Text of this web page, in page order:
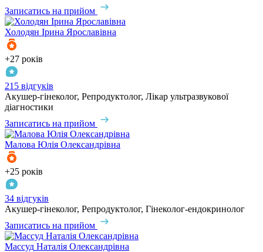
Записатись на прийом
Холодян Ірина Ярославівна
+27 років
215 відгуків
Акушер-гінеколог, Репродуктолог, Лікар ультразвукової
діагностики
Записатись на прийом
Малова Юлія Олександрівна
+25 років
34 відгуків
Акушер-гінеколог, Репродуктолог, Гінеколог-ендокринолог
Записатись на прийом
Массуд Наталія Олександрівна